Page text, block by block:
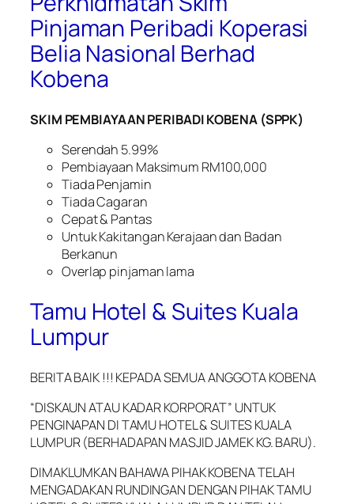
Pinjaman Peribadi Koperasi
Belia Nasional Berhad
Kobena
SKIM PEMBIAYAAN PERIBADI KOBENA (SPPK)
Serendah 5.99%
Pembiayaan Maksimum RM100,000
Tiada Penjamin
Tiada Cagaran
Cepat & Pantas
Untuk Kakitangan Kerajaan dan Badan
Berkanun
Overlap pinjaman lama
Tamu Hotel & Suites Kuala
Lumpur
BERITA BAIK !!! KEPADA SEMUA ANGGOTA KOBENA
“DISKAUN ATAU KADAR KORPORAT” UNTUK
PENGINAPAN DI TAMU HOTEL & SUITES KUALA
LUMPUR (BERHADAPAN MASJID JAMEK KG. BARU).
DIMAKLUMKAN BAHAWA PIHAK KOBENA TELAH
MENGADAKAN RUNDINGAN DENGAN PIHAK TAMU